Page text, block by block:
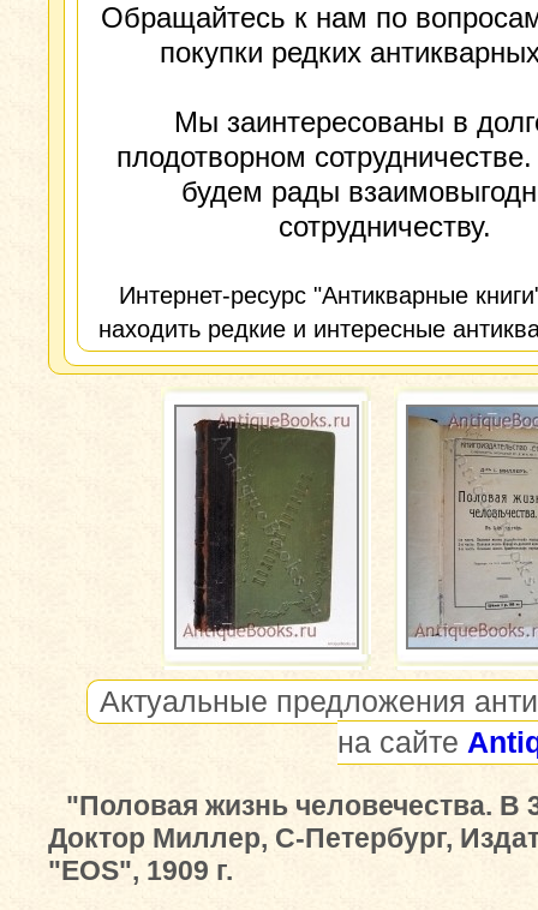
Обращайтесь к нам по
покупки редких
Мы заинтересованы в
плодотворном
будем рады
сотрудничеству.
Интернет-ресурс "Антикварные
находить редкие и интересные
Актуальные предложения
на сайте
"Половая жизнь человечества. В
Доктор Миллер, С-Петербург,
"EOS", 1909 г.